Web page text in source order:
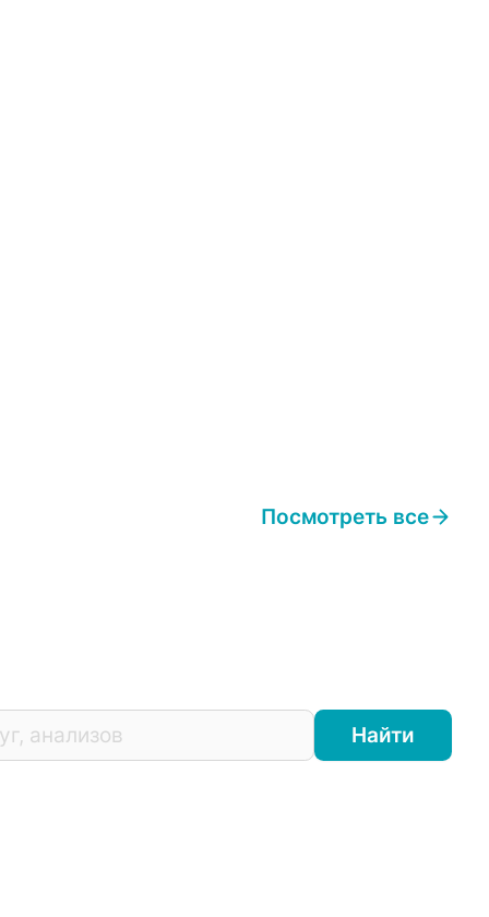
Посмотреть все
Найти